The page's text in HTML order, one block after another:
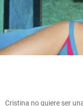
Cristina no quiere ser